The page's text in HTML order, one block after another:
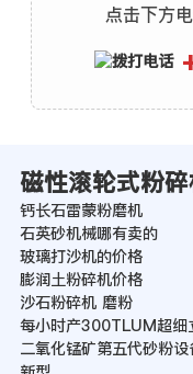
点击下方
磁性滚轮式粉
钙长石雷蒙粉磨机
石英砂机械哪有卖的
玻璃打沙机的价格
膨润土粉碎机价格
沙石粉碎机 磨粉
每小时产300TLUM超细
二氧化锰矿第五代砂粉设